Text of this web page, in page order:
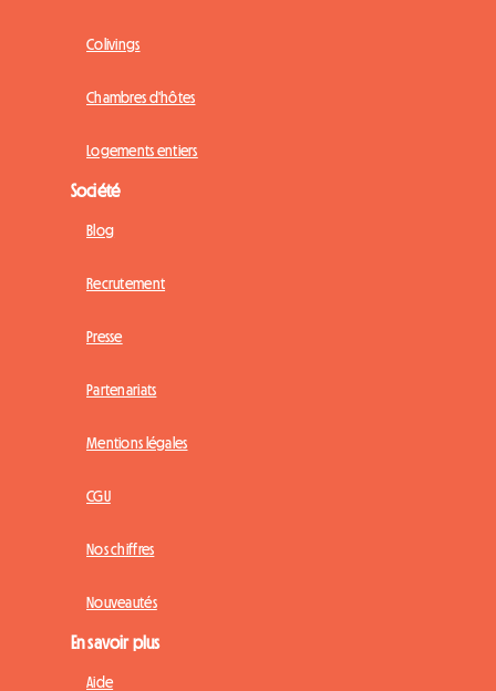
Colivings
Chambres d'hôtes
Logements entiers
Société
Blog
Recrutement
Presse
Partenariats
Mentions légales
CGU
Nos chiffres
Nouveautés
En savoir plus
Aide